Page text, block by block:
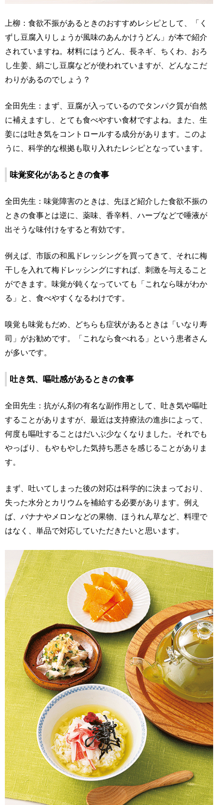
上柳：食欲不振があるときのおすすめレシピとして、「く
ずし豆腐入りしょうが風味のあんかけうどん」が本で紹介
されていますね。材料にはうどん、長ネギ、ちくわ、おろ
し生姜、絹ごし豆腐などが使われていますが、どんなこだ
わりがあるのでしょう？
全田先生：まず、豆腐が入っているのでタンパク質が自然
に補えますし、とても食べやすい食材ですよね。また、生
姜には吐き気をコントロールする成分があります。このよ
うに、科学的な根拠も取り入れたレシピとなっています。
味覚変化があるときの食事
全田先生：味覚障害のときは、先ほど紹介した食欲不振の
ときの食事とは逆に、薬味、香辛料、ハーブなどで唾液が
出そうな味付けをすると有効です。
例えば、市販の和風ドレッシングを買ってきて、それに梅
干しを入れて梅ドレッシングにすれば、刺激を与えること
ができます。味覚が鈍くなっていても「これなら味がわか
る」と、食べやすくなるわけです。
嗅覚も味覚もだめ、どちらも症状があるときは「いなり寿
司」がお勧めです。「これなら食べれる」という患者さん
が多いです。
吐き気、嘔吐感があるときの食事
全田先生：抗がん剤の有名な副作用として、吐き気や嘔吐
することがありますが、最近は支持療法の進歩によって、
何度も嘔吐することはだいぶ少なくなりました。それでも
やっぱり、もやもやした気持ち悪さを感じることがありま
す。
まず、吐いてしまった後の対応は科学的に決まっており、
失った水分とカリウムを補給する必要があります。例え
ば、バナナやメロンなどの果物、ほうれん草など、料理で
はなく、単品で対応していただきたいと思います。